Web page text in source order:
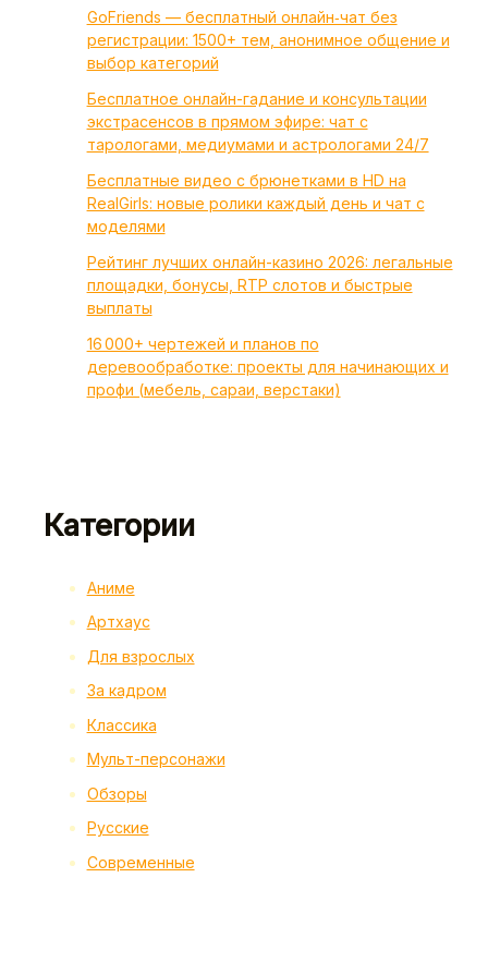
GoFriends — бесплатный онлайн‑чат без
регистрации: 1500+ тем, анонимное общение и
выбор категорий
Бесплатное онлайн-гадание и консультации
экстрасенсов в прямом эфире: чат с
тарологами, медиумами и астрологами 24/7
Бесплатные видео с брюнетками в HD на
RealGirls: новые ролики каждый день и чат с
моделями
Рейтинг лучших онлайн-казино 2026: легальные
площадки, бонусы, RTP слотов и быстрые
выплаты
16 000+ чертежей и планов по
деревообработке: проекты для начинающих и
профи (мебель, сараи, верстаки)
Категории
Аниме
Артхаус
Для взрослых
За кадром
Классика
Мульт-персонажи
Обзоры
Русские
Современные